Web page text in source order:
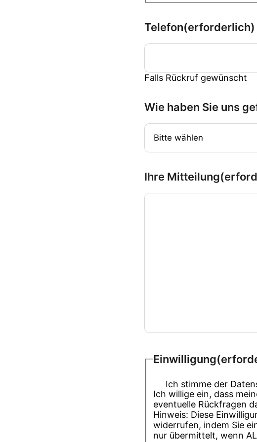
Telefon(erforderlich)
Falls Rückruf gewünscht
Wie haben Sie uns
Ihre Mitteilung
Einwilligung
Ich stimme der
Ich willige ein, dass
eventuelle Rückfragen
Hinweis: Diese
widerrufen, indem Sie
nur übermittelt, wenn